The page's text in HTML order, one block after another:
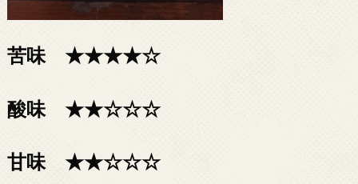
苦味 ★★★★☆
酸味 ★★☆☆☆
甘味 ★★☆☆☆